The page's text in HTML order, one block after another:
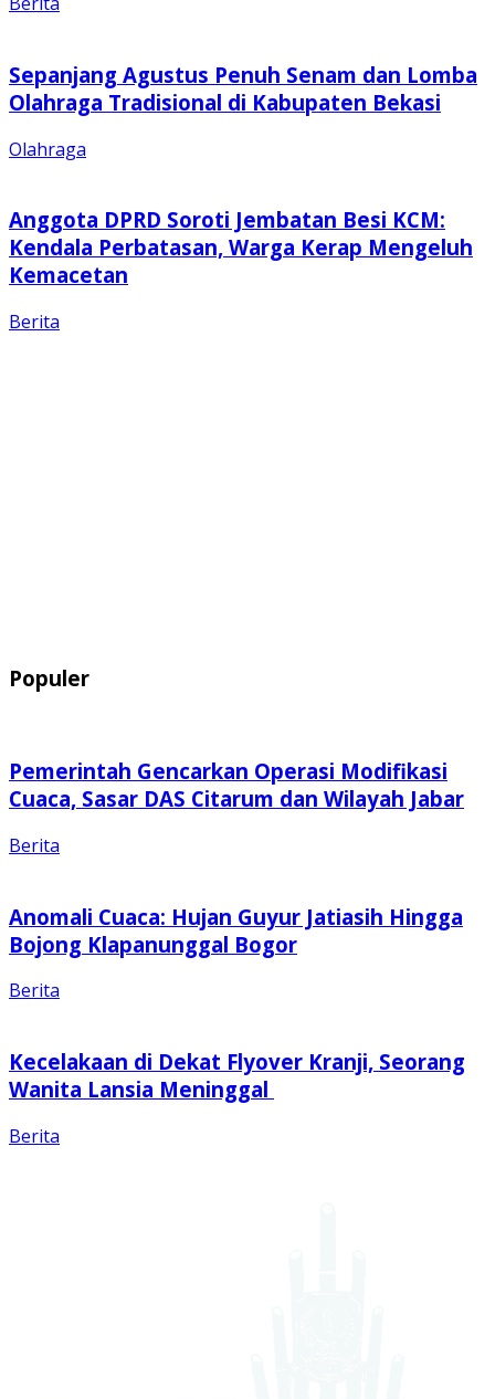
Sepanjang Agustus Penuh Senam dan Lomba
Olahraga Tradisional di Kabupaten Bekasi
Olahraga
Anggota DPRD Soroti Jembatan Besi KCM:
Kendala Perbatasan, Warga Kerap Mengeluh
Kemacetan
Berita
Populer
Pemerintah Gencarkan Operasi Modifikasi
Cuaca, Sasar DAS Citarum dan Wilayah Jabar
Berita
Anomali Cuaca: Hujan Guyur Jatiasih Hingga
Bojong Klapanunggal Bogor
Berita
Kecelakaan di Dekat Flyover Kranji, Seorang
Wanita Lansia Meninggal
Berita